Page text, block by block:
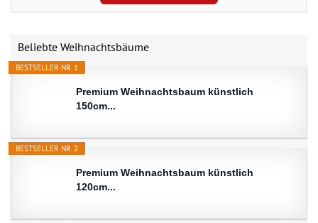
Beliebte Weihnachtsbäume
BESTSELLER NR. 1
Premium Weihnachtsbaum künstlich
150cm...
BESTSELLER NR. 2
Premium Weihnachtsbaum künstlich
120cm...